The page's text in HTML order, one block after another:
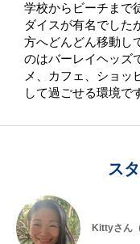
学校からビーチまで
ダイスが有名でした
方へどんどん移動し
のはバーレイヘッズ
メ、カフェ、ショッ
して過ごせる環境で
ス
Kittyさん